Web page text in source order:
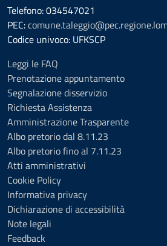
Telefono: 034547021
PEC:
Codice univoco: UFKSCP
Leggi le FAQ
Prenotazione appuntamento
Segnalazione disservizio
Richiesta Assistenza
Amministrazione Trasparente
Albo pretorio dal 8.11.23
Albo pretorio fino al 7.11.23
Atti amministrativi
Cookie Policy
Informativa privacy
Dichiarazione di accessibilità
Note legali
Feedback